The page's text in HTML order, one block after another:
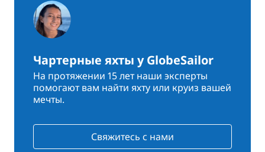
Чартерные яхты у GlobeSailor
На протяжении 15 лет наши эксперты
помогают вам найти яхту или круиз вашей
мечты.
Свяжитесь с нами